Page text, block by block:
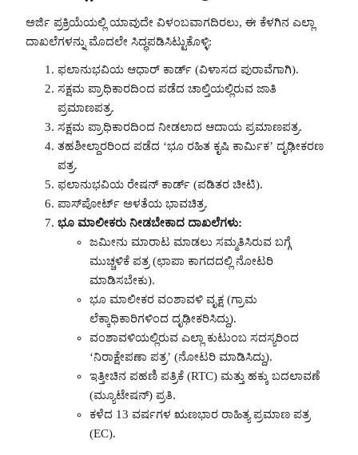
ಅರ್ಜಿ ಪ್ರಕ್ರಿಯೆಯಲ್ಲಿ ಯಾವುದೇ ವಿಳಂಬವಾಗದಿರಲು, ಈ ಕೆಳಗಿನ ಎಲ್ಲಾ
ದಾಖಲೆಗಳನ್ನು ಮೊದಲೇ ಸಿದ್ಧಪಡಿಸಿಟ್ಟುಕೊಳ್ಳಿ:
ಫಲಾನುಭವಿಯ ಆಧಾರ್‌ ಕಾರ್ಡ್‌ (ವಿಳಾಸದ ಪುರಾವೆಗಾಗಿ).
ಸಕ್ಷಮ ಪ್ರಾಧಿಕಾರದಿಂದ ಪಡೆದ ಚಾಲ್ತಿಯಲ್ಲಿರುವ ಜಾತಿ
ಪ್ರಮಾಣಪತ್ರ.
ಸಕ್ಷಮ ಪ್ರಾಧಿಕಾರದಿಂದ ನೀಡಲಾದ ಆದಾಯ ಪ್ರಮಾಣಪತ್ರ.
ತಹಶೀಲ್ದಾರರಿಂದ ಪಡೆದ ‘ಭೂ ರಹಿತ ಕೃಷಿ ಕಾರ್ಮಿಕ’ ದೃಢೀಕರಣ
ಪತ್ರ.
ಫಲಾನುಭವಿಯ ರೇಷನ್ ಕಾರ್ಡ್ (ಪಡಿತರ ಚೀಟಿ).
ಪಾಸ್‌ಪೋರ್ಟ್ ಅಳತೆಯ ಭಾವಚಿತ್ರ.
ಭೂ ಮಾಲೀಕರು ನೀಡಬೇಕಾದ ದಾಖಲೆಗಳು:
ಜಮೀನು ಮಾರಾಟ ಮಾಡಲು ಸಮ್ಮತಿಸಿರುವ ಬಗ್ಗೆ
ಮುಚ್ಚಳಿಕೆ ಪತ್ರ (ಛಾಪಾ ಕಾಗದದಲ್ಲಿ ನೋಟರಿ
ಮಾಡಿಸಬೇಕು).
ಭೂ ಮಾಲೀಕರ ವಂಶಾವಳಿ ವೃಕ್ಷ (ಗ್ರಾಮ
ಲೆಕ್ಕಾಧಿಕಾರಿಗಳಿಂದ ದೃಢೀಕರಿಸಿದ್ದು).
ವಂಶಾವಳಿಯಲ್ಲಿರುವ ಎಲ್ಲಾ ಕುಟುಂಬ ಸದಸ್ಯರಿಂದ
‘ನಿರಾಕ್ಷೇಪಣಾ ಪತ್ರ’ (ನೋಟರಿ ಮಾಡಿಸಿದ್ದು).
ಇತ್ತೀಚಿನ ಪಹಣಿ ಪತ್ರಿಕೆ (RTC) ಮತ್ತು ಹಕ್ಕು ಬದಲಾವಣೆ
(ಮ್ಯೂಟೇಷನ್) ಪ್ರತಿ.
ಕಳೆದ 13 ವರ್ಷಗಳ ಋಣಭಾರ ರಾಹಿತ್ಯ ಪ್ರಮಾಣ ಪತ್ರ
(EC).